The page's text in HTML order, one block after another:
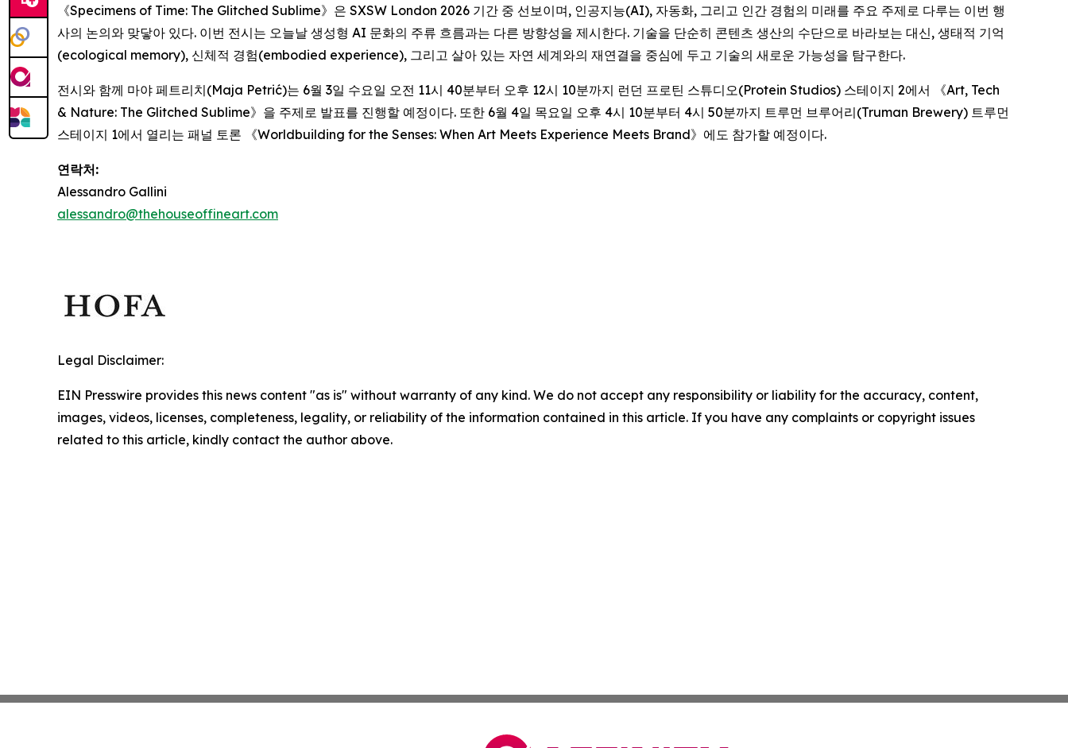
《Specimens of Time: The Glitched Sublime》은 SXSW London 2026 기간 중 선보이며, 인공지능(AI), 자동화, 그리고 인간 경험의 미래를 주요 주제로 다루는 이번 행
사의 논의와 맞닿아 있다. 이번 전시는 오늘날 생성형 AI 문화의 주류 흐름과는 다른 방향성을 제시한다. 기술을 단순히 콘텐츠 생산의 수단으로 바라보는 대신, 생태적 기억
(ecological memory), 신체적 경험(embodied experience), 그리고 살아 있는 자연 세계와의 재연결을 중심에 두고 기술의 새로운 가능성을 탐구한다.
전시와 함께 마야 페트리치(Maja Petrić)는 6월 3일 수요일 오전 11시 40분부터 오후 12시 10분까지 런던 프로틴 스튜디오(Protein Studios) 스테이지 2에서 《Art, Tech
& Nature: The Glitched Sublime》을 주제로 발표를 진행할 예정이다. 또한 6월 4일 목요일 오후 4시 10분부터 4시 50분까지 트루먼 브루어리(Truman Brewery) 트루먼
스테이지 1에서 열리는 패널 토론 《Worldbuilding for the Senses: When Art Meets Experience Meets Brand》에도 참가할 예정이다.
연락처:
Alessandro Gallini
alessandro@thehouseoffineart.com
Legal Disclaimer:
EIN Presswire provides this news content "as is" without warranty of any kind. We do not accept any responsibility or liability for the accuracy, content,
images, videos, licenses, completeness, legality, or reliability of the information contained in this article. If you have any complaints or copyright issues
related to this article, kindly contact the author above.